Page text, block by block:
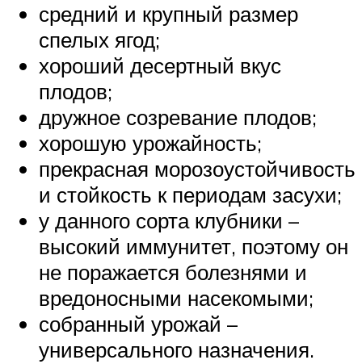
средний и крупный размер
спелых ягод;
хороший десертный вкус
плодов;
дружное созревание плодов;
хорошую урожайность;
прекрасная морозоустойчивость
и стойкость к периодам засухи;
у данного сорта клубники –
высокий иммунитет, поэтому он
не поражается болезнями и
вредоносными насекомыми;
собранный урожай –
универсального назначения.